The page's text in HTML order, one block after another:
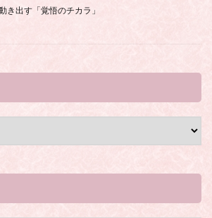
き出す「覚悟のチカラ」